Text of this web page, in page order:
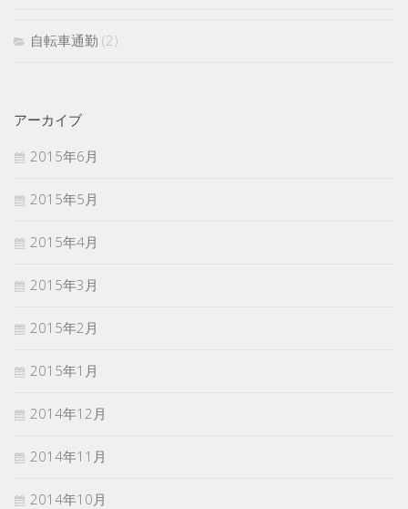
自転車通勤 (2)
アーカイブ
2015年6月
2015年5月
2015年4月
2015年3月
2015年2月
2015年1月
2014年12月
2014年11月
2014年10月